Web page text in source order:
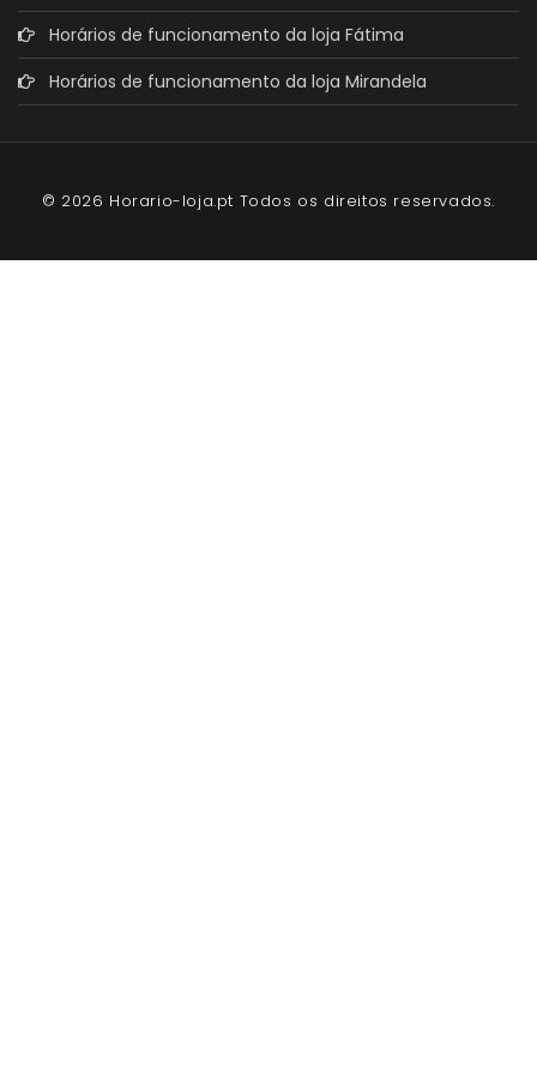
Horários de funcionamento da loja Fátima
Horários de funcionamento da loja Mirandela
© 2026 Horario-loja.pt Todos os direitos reservados.